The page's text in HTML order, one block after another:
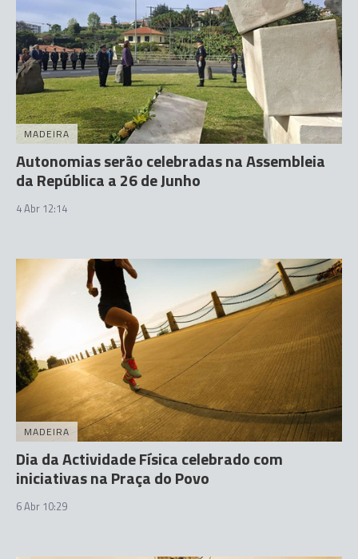
MADEIRA
Autonomias serão celebradas na Assembleia
da República a 26 de Junho
4 Abr 12:14
MADEIRA
Dia da Actividade Física celebrado com
iniciativas na Praça do Povo
6 Abr 10:29